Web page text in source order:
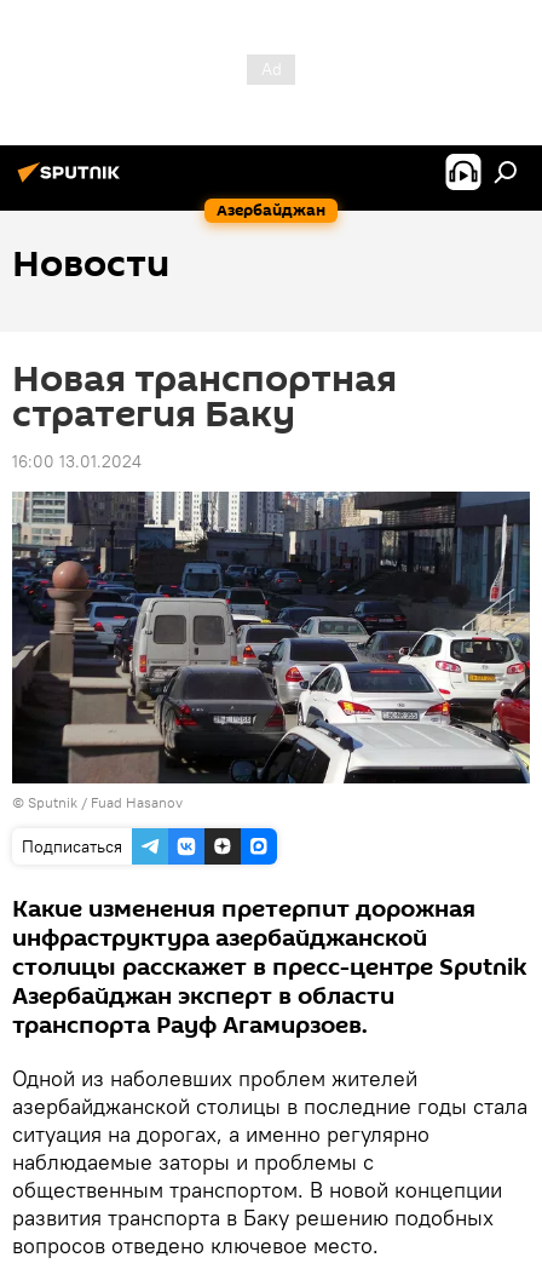
Азербайджан
Новости
Новая транспортная
стратегия Баку
16:00 13.01.2024
© Sputnik / Fuad Hasanov
Подписаться
Какие изменения претерпит дорожная
инфраструктура азербайджанской
столицы расскажет в пресс-центре Sputnik
Азербайджан эксперт в области
транспорта Рауф Агамирзоев.
Одной из наболевших проблем жителей
азербайджанской столицы в последние годы стала
ситуация на дорогах, а именно регулярно
наблюдаемые заторы и проблемы с
общественным транспортом. В новой концепции
развития транспорта в Баку решению подобных
вопросов отведено ключевое место.